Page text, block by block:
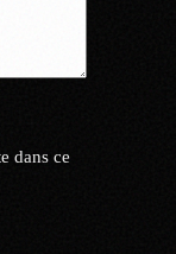
dans ce